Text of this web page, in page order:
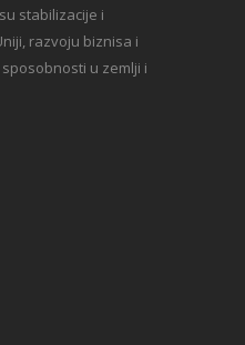
stabilizacije i
razvoju biznisa i
u zemlji i